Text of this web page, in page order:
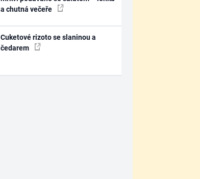
a chutná večeře
Cuketové rizoto se slaninou a
čedarem